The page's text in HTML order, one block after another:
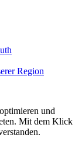
Region
und
Mit dem Klick